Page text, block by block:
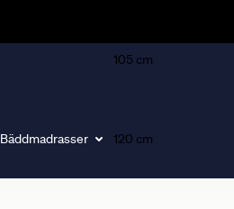
Bäddmadrasser
105 cm
120 cm